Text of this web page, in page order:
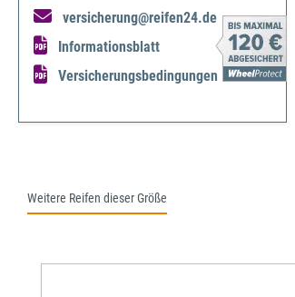
versicherung@reifen24.de
Informationsblatt
Versicherungsbedingungen
Weitere Reifen dieser Größe